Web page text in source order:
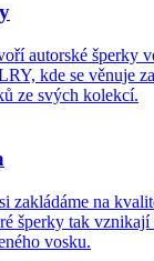
autorské šperky
kde se věnuje
ze svých kolekcí.
zakládáme na
šperky tak
vosku.